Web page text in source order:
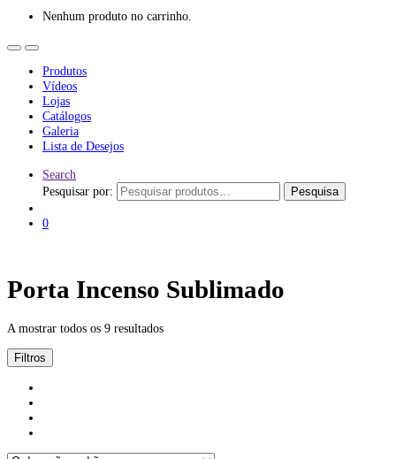
Nenhum produto no carrinho.
Produtos
Vídeos
Lojas
Catálogos
Galeria
Lista de Desejos
Search
Pesquisar por:
Pesquisa
0
Porta Incenso Sublimado
A mostrar todos os 9 resultados
Filtros